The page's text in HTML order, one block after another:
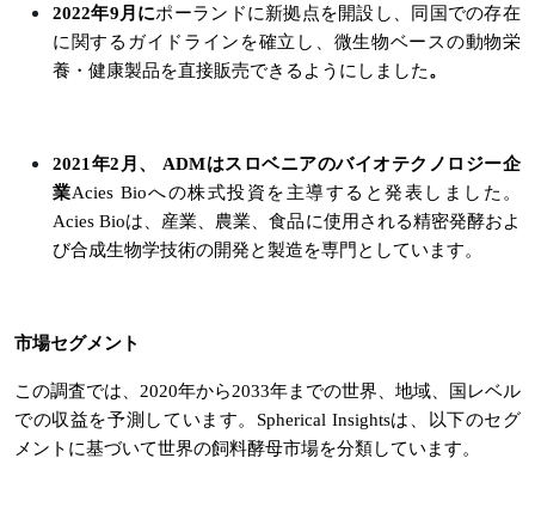
2022年9月にポーランドに新拠点を開設し、同国での存在
に関するガイドラインを確立し、微生物ベースの動物栄
養・健康製品を直接販売できるようにしました。
2021年2月、 ADMはスロベニアのバイオテクノロジー企
業Acies Bioへの株式投資を主導すると発表しました。
Acies Bioは、産業、農業、食品に使用される精密発酵およ
び合成生物学技術の開発と製造を専門としています。
市場セグメント
この調査では、2020年から2033年までの世界、地域、国レベル
での収益を予測しています。Spherical Insightsは、以下のセグ
メントに基づいて世界の飼料酵母市場を分類しています。